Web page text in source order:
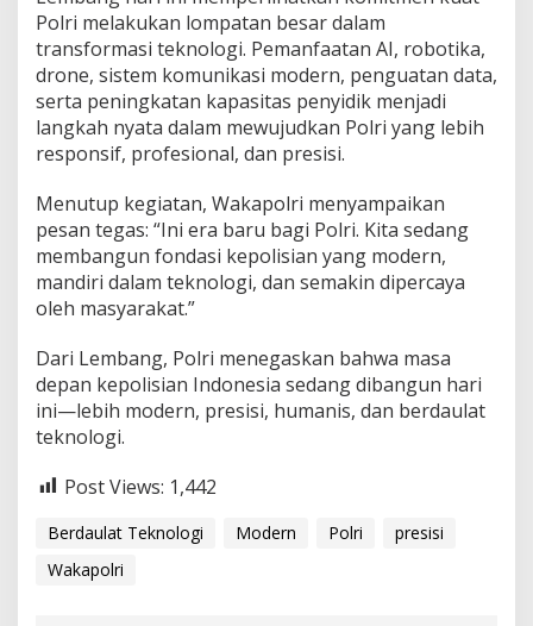
Polri melakukan lompatan besar dalam
transformasi teknologi. Pemanfaatan AI, robotika,
drone, sistem komunikasi modern, penguatan data,
serta peningkatan kapasitas penyidik menjadi
langkah nyata dalam mewujudkan Polri yang lebih
responsif, profesional, dan presisi.
Menutup kegiatan, Wakapolri menyampaikan
pesan tegas: “Ini era baru bagi Polri. Kita sedang
membangun fondasi kepolisian yang modern,
mandiri dalam teknologi, dan semakin dipercaya
oleh masyarakat.”
Dari Lembang, Polri menegaskan bahwa masa
depan kepolisian Indonesia sedang dibangun hari
ini—lebih modern, presisi, humanis, dan berdaulat
teknologi.
Post Views: 1,442
Berdaulat Teknologi Modern Polri
presisi
Wakapolri